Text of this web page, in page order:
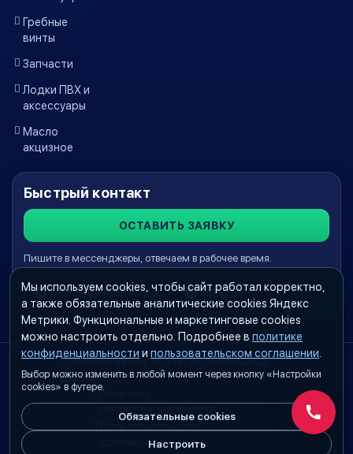
Гребные
винты
Запчасти
Лодки ПВХ и
аксессуары
Масло
акцизное
Быстрый контакт
ОСТАВИТЬ ЗАЯВКУ
Пишите в мессенджеры, отвечаем в рабочее время.
WhatsApp Краснодар Telegram
Согласие на обработку персональных
данных
Политика
конфиденциальности
соглашение
Мы используем cookies, чтобы сайт работал корректно,
а также обязательные аналитические cookies Яндекс
Метрики. Функциональные и маркетинговые cookies
можно настроить отдельно. Подробнее в политике
конфиденциальности и пользовательском соглашении
Выбор можно изменить в любой момент через кнопку «Настройки
cookies» в футере.
Обязательные cookies
Настроить